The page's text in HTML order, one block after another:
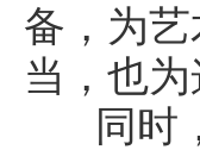
备，为
当，也
同时，